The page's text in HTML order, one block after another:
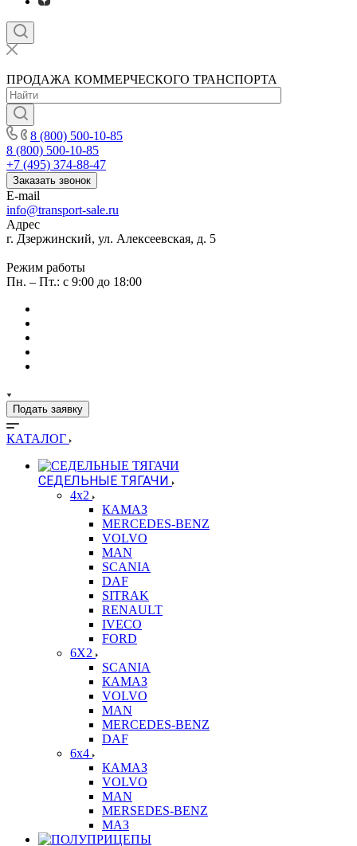
ПРОДАЖА КОММЕРЧЕСКОГО ТРАНСПОРТА
8 (800) 500-10-85
8 (800) 500-10-85
+7 (495) 374-88-47
Заказать звонок
E-mail
info@transport-sale.ru
Адрес
г. Дзержинский, ул. Алексеевская, д. 5
Режим работы
Пн. – Пт.: с 9:00 до 18:00
Подать заявку
КАТАЛОГ
СЕДЕЛЬНЫЕ ТЯГАЧИ
4x2
КАМАЗ
MERCEDES-BENZ
VOLVO
MAN
SCANIA
DAF
SITRAK
RENAULT
IVECO
FORD
6X2
SCANIA
КАМАЗ
VOLVO
MAN
MERCEDES-BENZ
DAF
6x4
КАМАЗ
VOLVO
MAN
MERSEDES-BENZ
МАЗ